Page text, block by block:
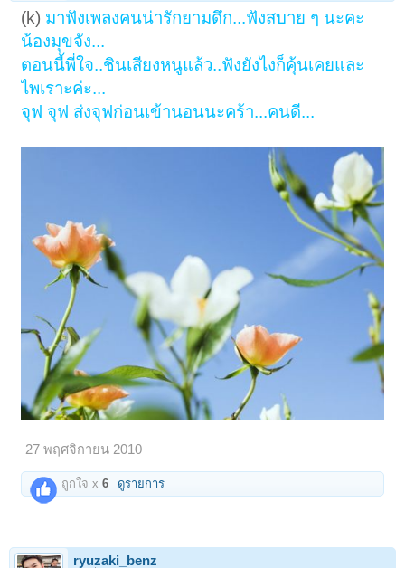
(k) มาฟังเพลงคนน่ารักยามดึก...ฟังสบาย ๆ นะคะ
น้องมุขจัง...
ตอนนี้พี่ใจ..ชินเสียงหนูแล้ว..ฟังยังไงก็คุ้นเคยและ
ไพเราะค่ะ...
จุฟ จุฟ ส่งจุฟก่อนเข้านอนนะคร้า...คนดี...
27 พฤศจิกายน 2010
ถูกใจ x6 ดูรายการ
ryuzaki_benz